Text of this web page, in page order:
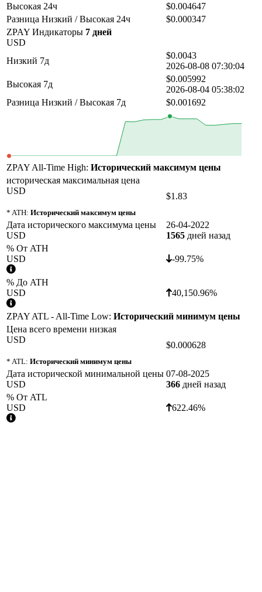
Высокая 24ч
$0.004647
Разница Низкий / Высокая 24ч
$0.000347
ZPAY Индикаторы 7 дней
USD
Низкий 7д
$0.0043
2026-08-08 07:30:04
Высокая 7д
$0.005992
2026-08-04 05:38:02
Разница Низкий / Высокая 7д
$0.001692
ZPAY All-Time High: Исторический максимум цены
историческая максимальная цена
USD
* ATH: Исторический максимум цены
$1.83
Дата исторического максимума цены
USD
26-04-2022
1565 дней назад
% От ATH
USD
-99.75%
% До ATH
USD
40,150.96%
ZPAY ATL - All-Time Low: Исторический минимум цены
Цена всего времени низкая
USD
* ATL: Исторический минимум цены
$0.000628
Дата исторической минимальной цены
USD
07-08-2025
366 дней назад
% От ATL
USD
622.46%